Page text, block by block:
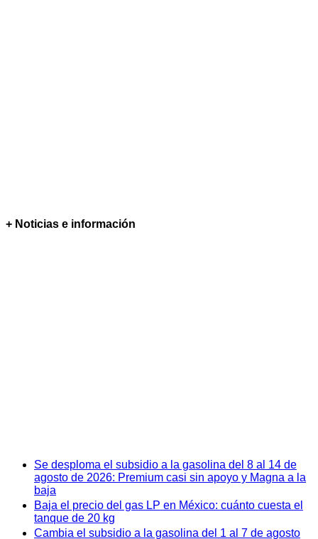
+ Noticias e información
Se desploma el subsidio a la gasolina del 8 al 14 de
agosto de 2026: Premium casi sin apoyo y Magna a la
baja
Baja el precio del gas LP en México: cuánto cuesta el
tanque de 20 kg
Cambia el subsidio a la gasolina del 1 al 7 de agosto